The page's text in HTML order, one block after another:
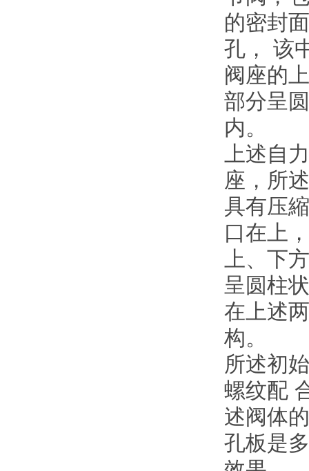
的密封
孔， 该
阀座的
部分呈
内。
上述自
座，所
具有压
口在上
上、下
呈圆柱
在上述
构。
所述初
螺纹配
述阀体
孔板是